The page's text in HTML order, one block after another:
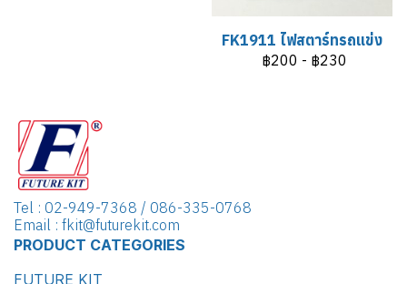
FK1911 ไฟสตาร์ทรถแข่ง
฿200 - ฿230
Tel : 02-949-7368 / 086-335-0768
Email : fkit@futurekit.com
PRODUCT CATEGORIES
FUTURE KIT